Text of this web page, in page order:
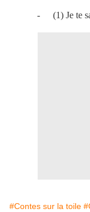
- (1) Je te
#Contes sur la toile